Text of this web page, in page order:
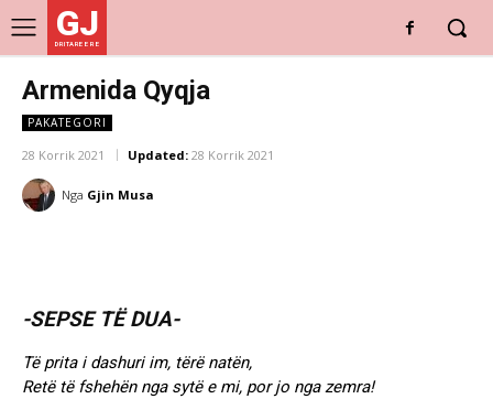
GJ
DRITARE E RE
Armenida Qyqja
PAKATEGORI
28 Korrik 2021 Updated: 28 Korrik 2021
Nga Gjin Musa
-SEPSE TË DUA-
Të prita i dashuri im, tërë natën,
Retë të fshehën nga sytë e mi, por jo nga zemra!